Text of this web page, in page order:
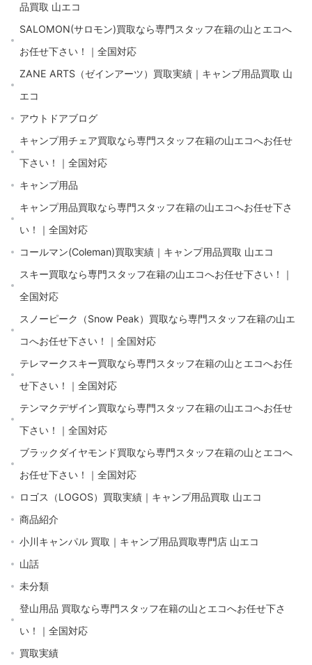
品買取 山エコ
SALOMON(サロモン)買取なら専門スタッフ在籍の山とエコへ
お任せ下さい！｜全国対応
ZANE ARTS（ゼインアーツ）買取実績｜キャンプ用品買取 山
エコ
アウトドアブログ
キャンプ用チェア買取なら専門スタッフ在籍の山エコへお任せ
下さい！｜全国対応
キャンプ用品
キャンプ用品買取なら専門スタッフ在籍の山エコへお任せ下さ
い！｜全国対応
コールマン(Coleman)買取実績｜キャンプ用品買取 山エコ
スキー買取なら専門スタッフ在籍の山エコへお任せ下さい！｜
全国対応
スノーピーク（Snow Peak）買取なら専門スタッフ在籍の山エ
コへお任せ下さい！｜全国対応
テレマークスキー買取なら専門スタッフ在籍の山とエコへお任
せ下さい！｜全国対応
テンマクデザイン買取なら専門スタッフ在籍の山エコへお任せ
下さい！｜全国対応
ブラックダイヤモンド買取なら専門スタッフ在籍の山とエコへ
お任せ下さい！｜全国対応
ロゴス（LOGOS）買取実績｜キャンプ用品買取 山エコ
商品紹介
小川キャンパル 買取｜キャンプ用品買取専門店 山エコ
山話
未分類
登山用品 買取なら専門スタッフ在籍の山とエコへお任せ下さ
い！｜全国対応
買取実績